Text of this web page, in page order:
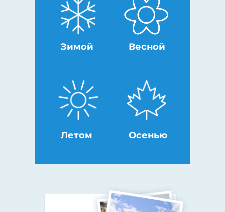
Зимой Весной
Летом Осенью